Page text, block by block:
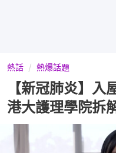
熱話 熱爆話題
【新冠肺炎】
港大護理學院拆